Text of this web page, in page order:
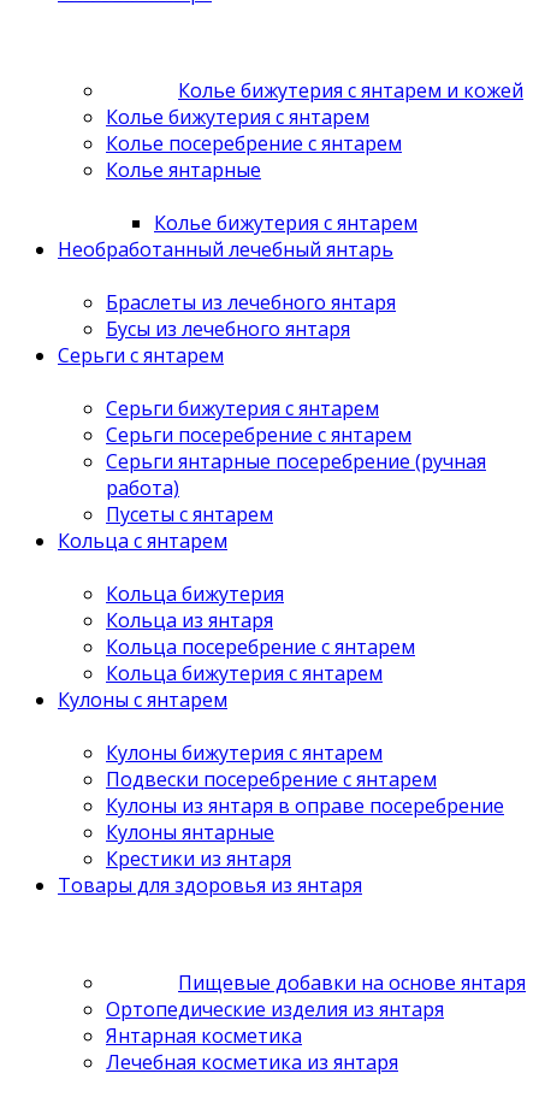
Колье бижутерия с янтарем и кожей
Колье бижутерия с янтарем
Колье посеребрение с янтарем
Колье янтарные
Колье бижутерия с янтарем
Необработанный лечебный янтарь
Браслеты из лечебного янтаря
Бусы из лечебного янтаря
Серьги с янтарем
Серьги бижутерия с янтарем
Серьги посеребрение с янтарем
Серьги янтарные посеребрение (ручная
работа)
Пусеты с янтарем
Кольца с янтарем
Кольца бижутерия
Кольца из янтаря
Кольца посеребрение с янтарем
Кольца бижутерия с янтарем
Кулоны с янтарем
Кулоны бижутерия с янтарем
Подвески посеребрение с янтарем
Кулоны из янтаря в оправе посеребрение
Кулоны янтарные
Крестики из янтаря
Товары для здоровья из янтаря
Пищевые добавки на основе янтаря
Ортопедические изделия из янтаря
Янтарная косметика
Лечебная косметика из янтаря